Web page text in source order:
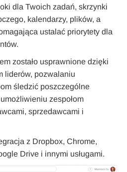
dla Twoich zadań, skrzynki
kalendarzy, plików, a
ustalać priorytety dla
zostało usprawnione dzięki
liderów, pozwalaniu
śledzić poszczególne
zespołom
sprzedawcami i
z Dropbox, Chrome,
Drive i innymi usługami.